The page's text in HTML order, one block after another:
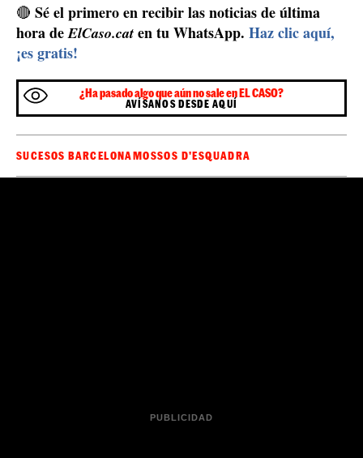
🔴 Sé el primero en recibir las noticias de última
hora deElCaso.cat en tu WhatsApp. Haz clic aquí,
¡es gratis!
¿Ha pasado algo que aún no sale en EL CASO?
AVÍSANOS DESDE AQUÍ
SUCESOS BARCELONAMOSSOS D'ESQUADRA